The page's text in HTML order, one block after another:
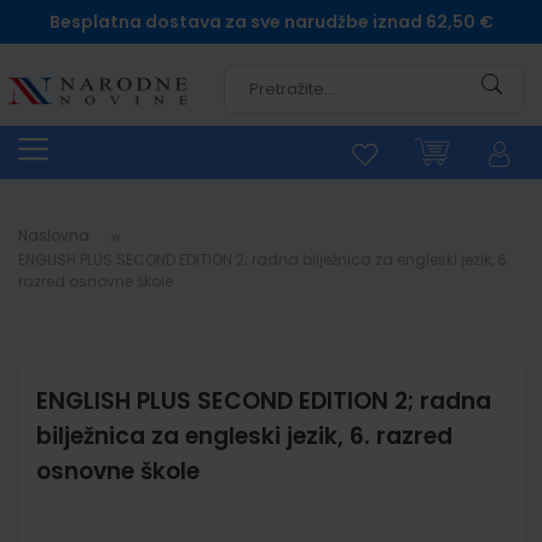
Besplatna dostava za sve narudžbe iznad 62,50 €
Naslovna
ENGLISH PLUS SECOND EDITION 2; radna
bilježnica za engleski jezik, 6. razred
osnovne škole